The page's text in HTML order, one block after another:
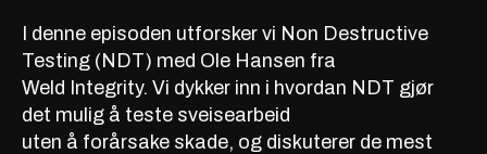
I denne episoden utforsker vi Non Destructive
Testing (NDT) med Ole Hansen fra
Weld Integrity. Vi dykker inn i hvordan NDT gjør
det mulig å teste sveisearbeid
uten å forårsake skade, og diskuterer de mest